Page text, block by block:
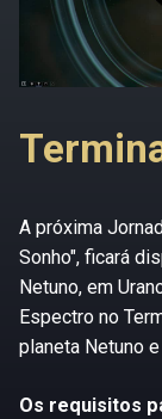
A próxima
Sonho", ficará
Netuno, em
Espectro no
planeta Netuno
Os requisitos